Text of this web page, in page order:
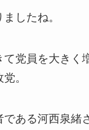
したね。
て党員を大きく
。
である河西泉緒